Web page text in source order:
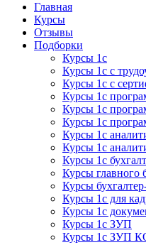
Курсы 1С
Курсы 1С официальная
Главная
Курсы
Отзывы
Подборки
Курсы 1с
Курсы 1с с
Курсы 1с с
Курсы 1с
Курсы 1с
Курсы 1с
Курсы 1с
Курсы 1с
Курсы 1с
Курсы главного
Курсы
Курсы 1с для
Курсы 1с
Курсы 1с ЗУП
Курсы 1с ЗУП